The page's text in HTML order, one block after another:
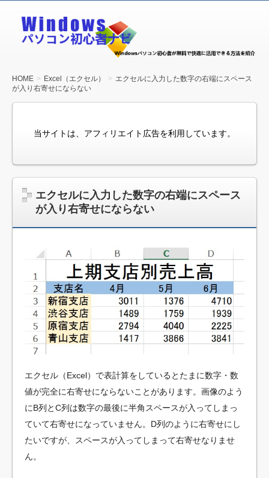
Windows
パソコン
HOME Excel（エクセル）
エクセルに入力した数字の右端にスペース
が入り右寄せにならない
当サイトは、アフィリエイト広告を利用しています。
エクセルに入力した数字の右端にスペース
が入り右寄せにならない
エクセル（Excel）で表計算をしているとたまに数字・数
値が完全に右寄せにならないことがあります。画像のよう
にB列とC列は数字の最後に半角スペースが入ってしまっ
ていて右寄せになっていません。D列のように右寄せにし
たいですが、スペースが入ってしまって右寄せなりませ
ん。